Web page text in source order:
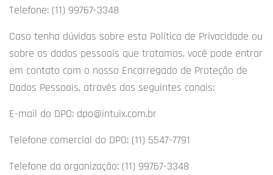
Telefone: (11) 99767-3348
Caso tenha dúvidas sobre esta Política de Privacidade ou
sobre os dados pessoais que tratamos, você pode entrar
em contato com o nosso Encarregado de Proteção de
Dados Pessoais, através dos seguintes canais:
E-mail do DPO: dpo@intuix.com.br
Telefone comercial do DPO: (11) 5547-7791
Telefone da organização: (11) 99767-3348